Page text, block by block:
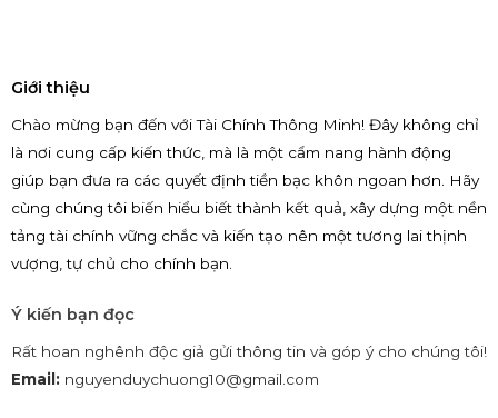
Giới thiệu
Chào mừng bạn đến với Tài Chính Thông Minh! Đây không chỉ
là nơi cung cấp kiến thức, mà là một cẩm nang hành động
giúp bạn đưa ra các quyết định tiền bạc khôn ngoan hơn. Hãy
cùng chúng tôi biến hiểu biết thành kết quả, xây dựng một nền
tảng tài chính vững chắc và kiến tạo nên một tương lai thịnh
vượng, tự chủ cho chính bạn.
Ý kiến bạn đọc
Rất hoan nghênh độc giả gửi thông tin và góp ý cho chúng tôi!
Email: nguyenduychuong10@gmail.com